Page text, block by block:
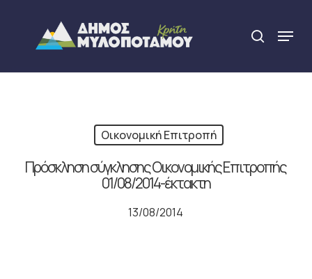
content
search
Menu
Οικονομική Επιτροπή
Πρόσκληση σύγκλησης Οικονομικής Επιτροπής
01/08/2014-έκτακτη
13/08/2014
Close